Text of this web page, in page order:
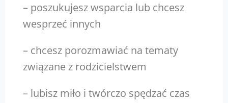
– poszukujesz wsparcia lub chcesz
wesprzeć innych
– chcesz porozmawiać na tematy
związane z rodzicielstwem
– lubisz miło i twórczo spędzać czas